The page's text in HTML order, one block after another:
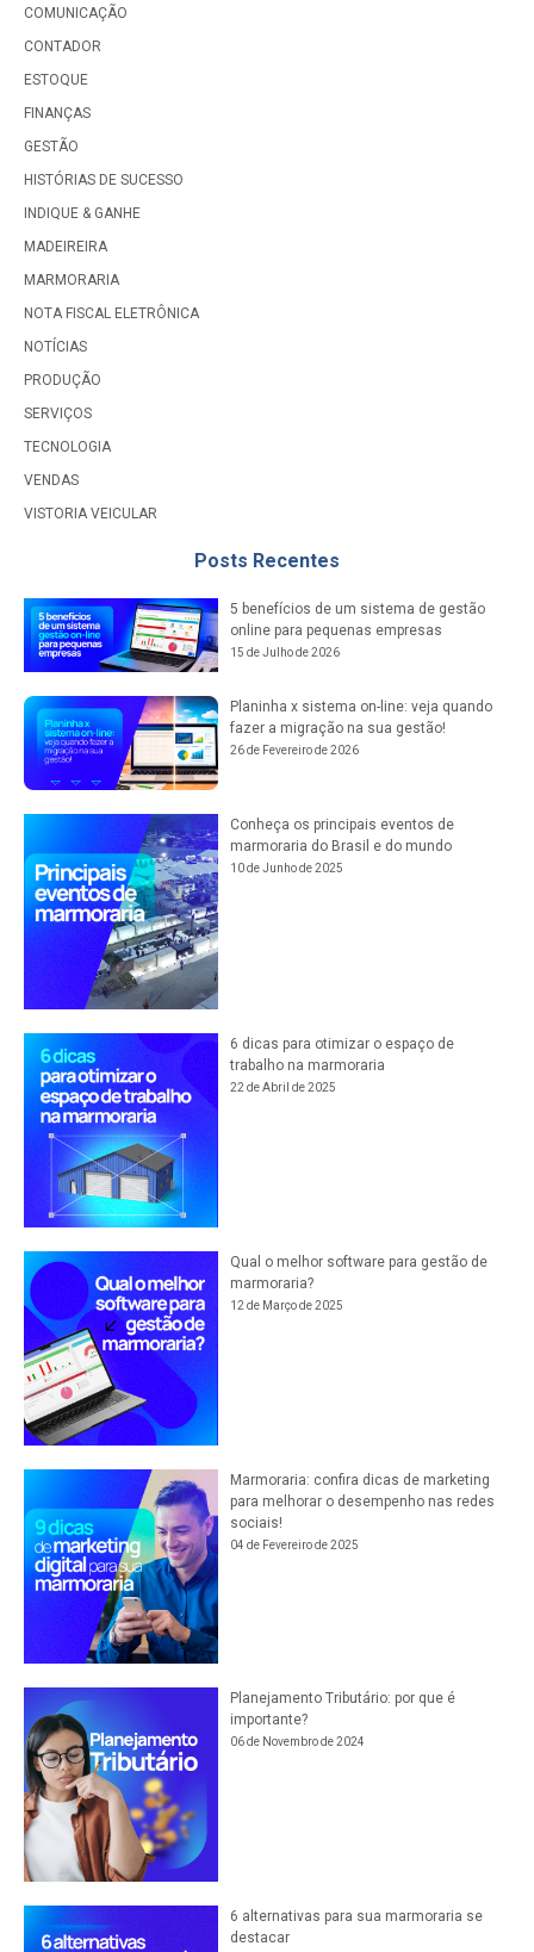
COMUNICAÇÃO
CONTADOR
ESTOQUE
FINANÇAS
GESTÃO
HISTÓRIAS DE SUCESSO
INDIQUE & GANHE
MADEIREIRA
MARMORARIA
NOTA FISCAL ELETRÔNICA
NOTÍCIAS
PRODUÇÃO
SERVIÇOS
TECNOLOGIA
VENDAS
VISTORIA VEICULAR
Posts Recentes
5 benefícios de um sistema de gestão
online para pequenas empresas
15 de Julho de 2026
Planinha x sistema on-line: veja quando
fazer a migração na sua gestão!
26 de Fevereiro de 2026
Conheça os principais eventos de
marmoraria do Brasil e do mundo
10 de Junho de 2025
6 dicas para otimizar o espaço de
trabalho na marmoraria
22 de Abril de 2025
Qual o melhor software para gestão de
marmoraria?
12 de Março de 2025
Marmoraria: confira dicas de marketing
para melhorar o desempenho nas redes
sociais!
04 de Fevereiro de 2025
Planejamento Tributário: por que é
importante?
06 de Novembro de 2024
6 alternativas para sua marmoraria se
destacar